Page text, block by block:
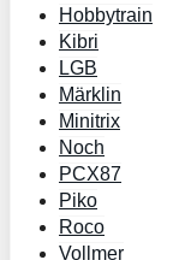
Hobbytrain
Kibri
LGB
Märklin
Minitrix
Noch
PCX87
Piko
Roco
Vollmer